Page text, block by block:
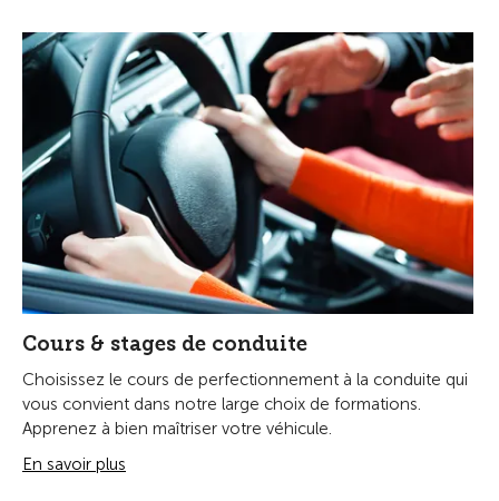
Cours & stages de conduite
Choisissez le cours de perfectionnement à la conduite qui
vous convient dans notre large choix de formations.
Apprenez à bien maîtriser votre véhicule.
En savoir plus